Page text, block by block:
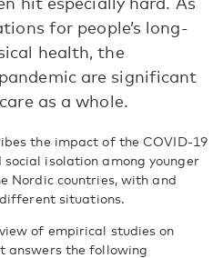
for people’s long-
health, the
are significant
as a whole.
the impact of the COVID-19
social isolation among younger
Nordic countries, with and
situations.
of empirical studies on
answers the following